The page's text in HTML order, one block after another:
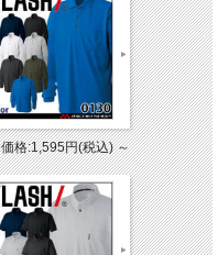
価格:1,595円(税込)～